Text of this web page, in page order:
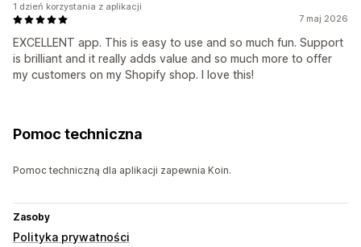
7 maj 2026
EXCELLENT app. This is easy to use and so much fun. Support
is brilliant and it really adds value and so much more to offer
my customers on my Shopify shop. I love this!
1 dzień korzystania z aplikacji
Pomoc techniczna
Pomoc techniczną dla aplikacji zapewnia Koin.
Zasoby
Polityka prywatności